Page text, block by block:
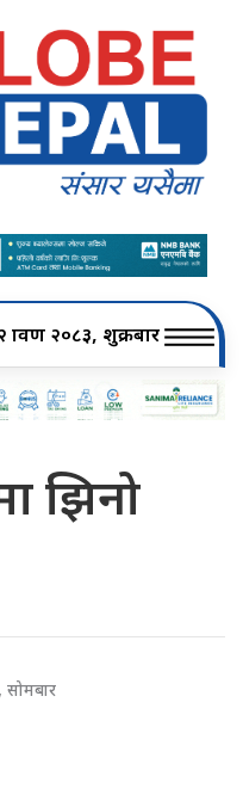
श्रावण २०८३, शुक्रबार
झिनो
सोमबार